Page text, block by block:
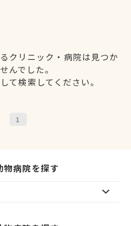
クリニック・病院は見つか
んでした。
て検索してください。
1
物病院を探す